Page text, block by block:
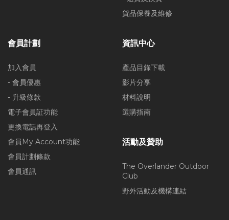
貨品保養及維修
會員計劃
加入會員
- 會員優惠
- 升級條款
電子會員証功能
更換電話再登入
會員My Account功能
會員計劃條款
會員通訊
資訊中心
產品目錄下載
影片分享
材料說明
選購指南
活動及贊助
The Overlander Outdoor
Club
野外活動及機構連結